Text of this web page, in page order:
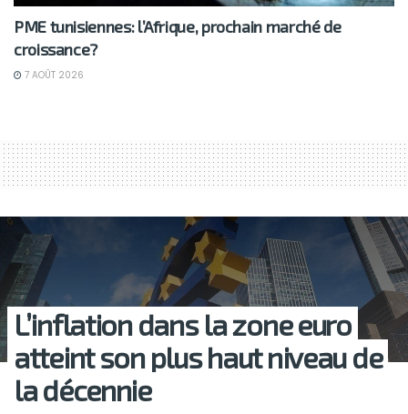
PME tunisiennes: l’Afrique, prochain marché de
croissance?
7 AOÛT 2026
L’inflation dans la zone euro
atteint son plus haut niveau de
la décennie